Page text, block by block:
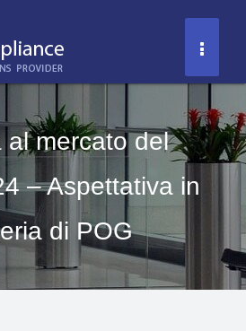
al mercato del
– Aspettativa in
di POG